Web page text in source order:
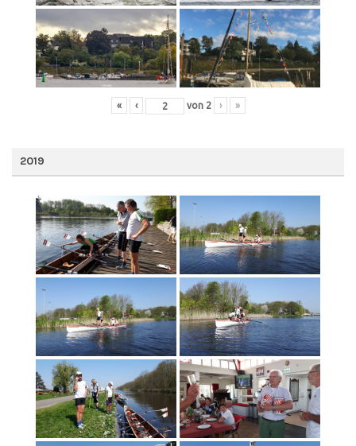
« ‹ von 2 › »
2019